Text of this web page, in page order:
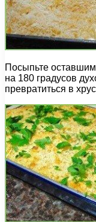
Посыпьте
на 180 градусов
превратиться в